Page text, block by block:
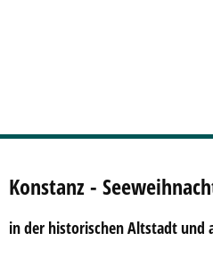
Konstanz -
in der historischen Altstadt und